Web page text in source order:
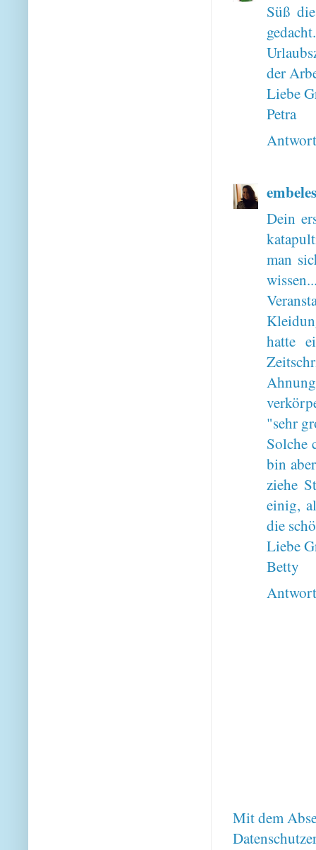
Süß
der
Liebe
Petra
Dein
man
hatte
"sehr
Solche
bin
ziehe
einig,
die
Liebe
Betty
Mit dem